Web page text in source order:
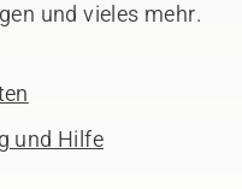
und vieles mehr.
und Hilfe